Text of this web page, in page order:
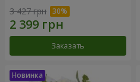
3 427 грн
Заказать